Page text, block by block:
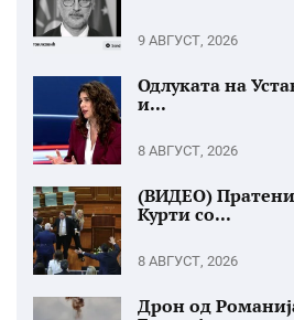
9 АВГУСТ, 2026
Одлуката на
и...
8 АВГУСТ, 2026
(ВИДЕО)
Курти со...
8 АВГУСТ, 2026
Дрон од